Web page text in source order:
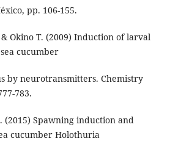
pp. 106-155.
Okino T. (2009) Induction of larval
cucumber
by neurotransmitters. Chemistry
783.
(2015) Spawning induction and
cucumber Holothuria